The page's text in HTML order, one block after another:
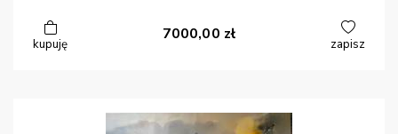
kupuję
7000,00 zł
zapisz